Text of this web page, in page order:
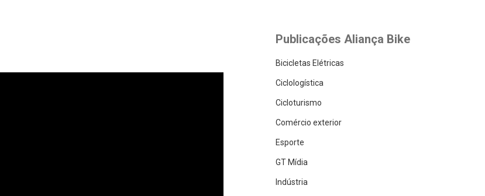
Publicações Aliança Bike
Bicicletas Elétricas
Ciclologística
Cicloturismo
Comércio exterior
Esporte
GT Mídia
Indústria